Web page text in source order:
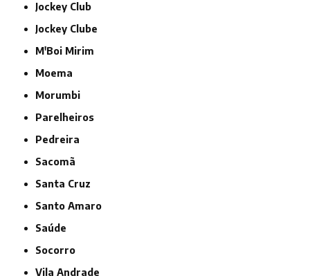
Jockey Club
Jockey Clube
M'Boi Mirim
Moema
Morumbi
Parelheiros
Pedreira
Sacomã
Santa Cruz
Santo Amaro
Saúde
Socorro
Vila Andrade